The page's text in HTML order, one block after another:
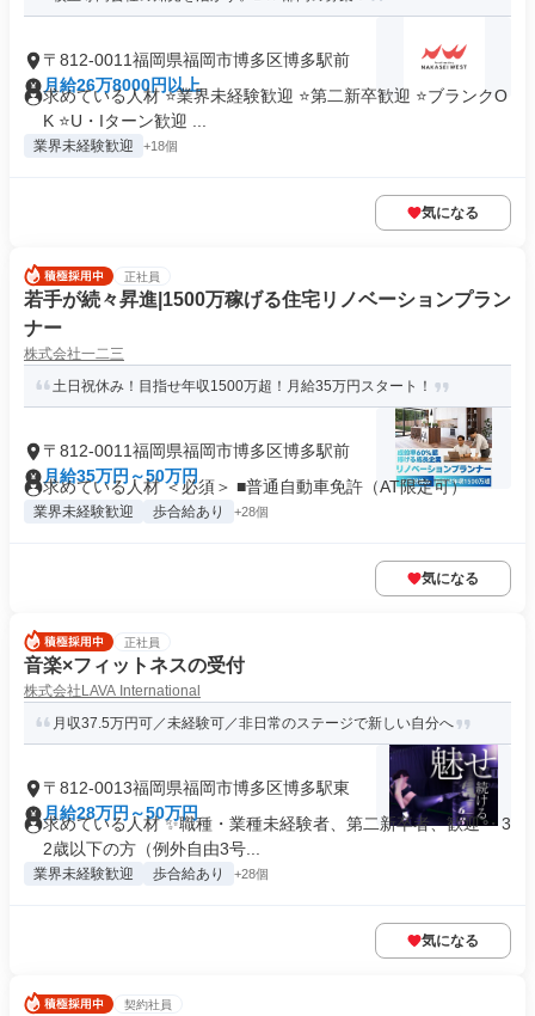
〒812-0011福岡県福岡市博多区博多駅前
月給26万8000円以上
求めている人材 ⭐業界未経験歓迎 ⭐第二新卒歓迎 ⭐ブランクO
K ⭐U・Iターン歓迎 ...
業界未経験歓迎 +18個
気になる
正社員
若手が続々昇進|1500万稼げる住宅リノベーションプラン
ナー
株式会社一二三
土日祝休み！目指せ年収1500万超！月給35万円スタート！
〒812-0011福岡県福岡市博多区博多駅前
月給35万円～50万円
求めている人材 ＜必須＞ ■普通自動車免許（AT限定可）
業界未経験歓迎 歩合給あり +28個
気になる
正社員
音楽×フィットネスの受付
株式会社LAVA International
月収37.5万円可／未経験可／非日常のステージで新しい自分へ
〒812-0013福岡県福岡市博多区博多駅東
月給28万円～50万円
求めている人材 ✨職種・業種未経験者、第二新卒者、歓迎 ・3
2歳以下の方（例外自由3号...
業界未経験歓迎 歩合給あり +28個
気になる
契約社員